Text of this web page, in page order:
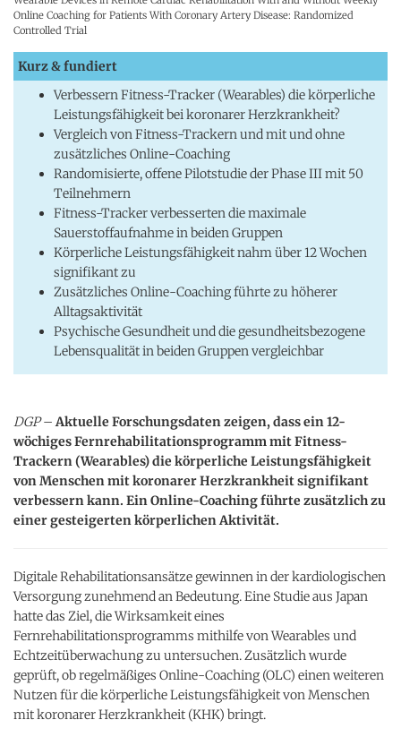
Online Coaching for Patients With Coronary Artery Disease: Randomized
Controlled Trial
Kurz & fundiert
Verbessern Fitness-Tracker (Wearables) die körperliche
Leistungsfähigkeit bei koronarer Herzkrankheit?
Vergleich von Fitness-Trackern und mit und ohne
zusätzliches Online-Coaching
Randomisierte, offene Pilotstudie der Phase III mit 50
Teilnehmern
Fitness-Tracker verbesserten die maximale
Sauerstoffaufnahme in beiden Gruppen
Körperliche Leistungsfähigkeit nahm über 12 Wochen
signifikant zu
Zusätzliches Online-Coaching führte zu höherer
Alltagsaktivität
Psychische Gesundheit und die gesundheitsbezogene
Lebensqualität in beiden Gruppen vergleichbar
DGP–Aktuelle Forschungsdaten zeigen, dass ein 12-
wöchiges Fernrehabilitationsprogramm mit Fitness-
Trackern (Wearables) die körperliche Leistungsfähigkeit
von Menschen mit koronarer Herzkrankheit signifikant
verbessern kann. Ein Online-Coaching führte zusätzlich zu
einer gesteigerten körperlichen Aktivität.
Digitale Rehabilitationsansätze gewinnen in der kardiologischen
Versorgung zunehmend an Bedeutung. Eine Studie aus Japan
hatte das Ziel, die Wirksamkeit eines
Fernrehabilitationsprogramms mithilfe von Wearables und
Echtzeitüberwachung zu untersuchen. Zusätzlich wurde
geprüft, ob regelmäßiges Online-Coaching (OLC) einen weiteren
Nutzen für die körperliche Leistungsfähigkeit von Menschen
mit koronarer Herzkrankheit (KHK) bringt.